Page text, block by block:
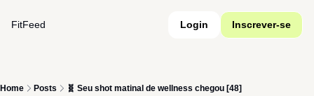
FitFeed Login Inscrever-se
Home Posts 🧬 Seu shot matinal de wellness chegou [48]